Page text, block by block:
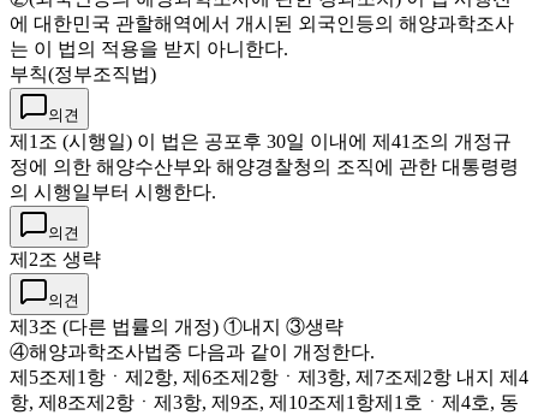
에 대한민국 관할해역에서 개시된 외국인등의 해양과학조사
는 이 법의 적용을 받지 아니한다.
부칙(정부조직법)
의견
제1조 (시행일) 이 법은 공포후 30일 이내에 제41조의 개정규
정에 의한 해양수산부와 해양경찰청의 조직에 관한 대통령령
의 시행일부터 시행한다.
의견
제2조 생략
의견
제3조 (다른 법률의 개정) ①내지 ③생략
④해양과학조사법중 다음과 같이 개정한다.
제5조제1항ㆍ제2항, 제6조제2항ㆍ제3항, 제7조제2항 내지 제4
항, 제8조제2항ㆍ제3항, 제9조, 제10조제1항제1호ㆍ제4호, 동